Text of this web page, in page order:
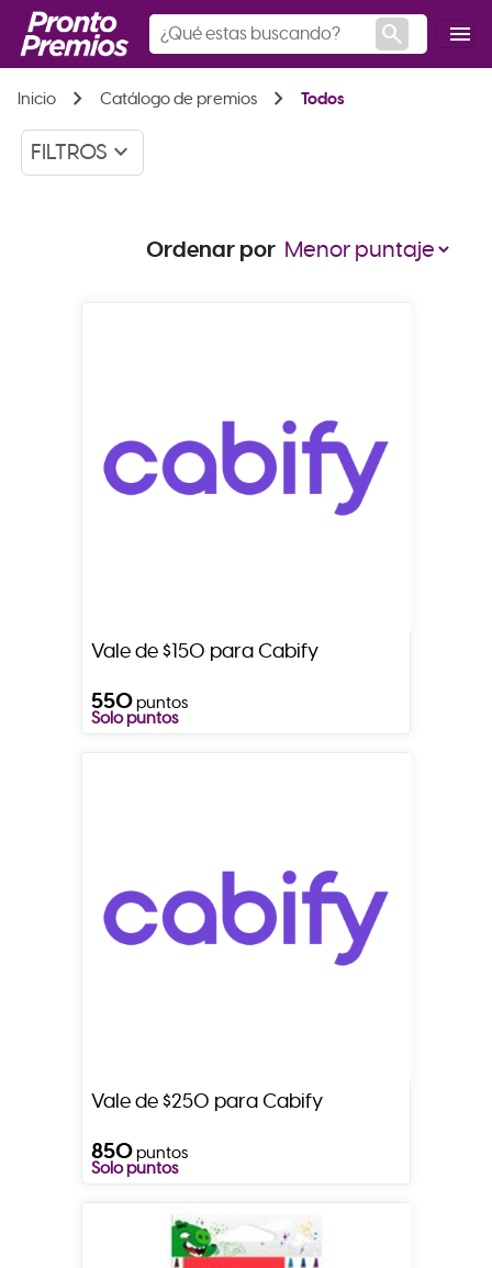
search menu
Inicio chevron_right Catálogo de premios chevron_right Todos
FILTROS keyboard_arrow_down
Ordenar por
Vale de $150 para Cabify
550puntos
Solo puntos
Vale de $250 para Cabify
850puntos
Solo puntos